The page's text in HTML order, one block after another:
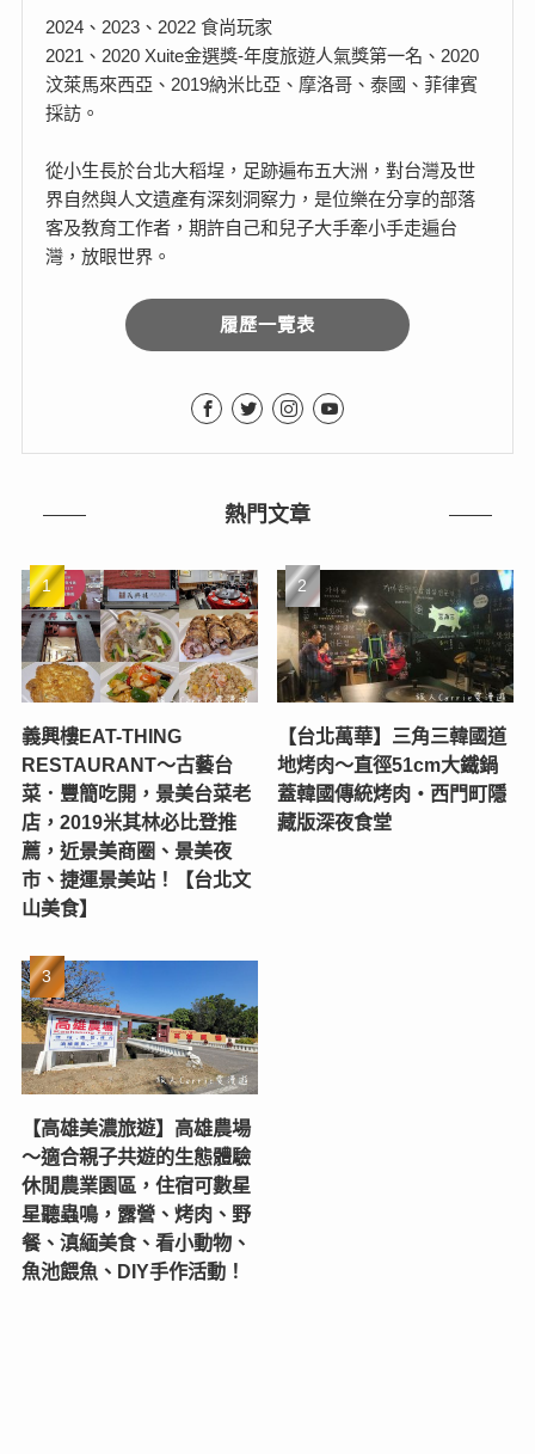
2024、2023、2022 食尚玩家
2021、2020 Xuite金選獎-年度旅遊人氣獎第一名、2020
汶萊馬來西亞、2019納米比亞、摩洛哥、泰國、菲律賓
採訪。
從小生長於台北大稻埕，足跡遍布五大洲，對台灣及世
界自然與人文遺產有深刻洞察力，是位樂在分享的部落
客及教育工作者，期許自己和兒子大手牽小手走遍台
灣，放眼世界。
履歷一覽表
熱門文章
義興樓EAT-THING
RESTAURANT〜古藝台
菜．豐簡吃開，景美台菜老
店，2019米其林必比登推
薦，近景美商圈、景美夜
市、捷運景美站！【台北文
山美食】
【台北萬華】三角三韓國道
地烤肉～直徑51cm大鐵鍋
蓋韓國傳統烤肉‧西門町隱
藏版深夜食堂
【高雄美濃旅遊】高雄農場
〜適合親子共遊的生態體驗
休閒農業園區，住宿可數星
星聽蟲鳴，露營、烤肉、野
餐、滇緬美食、看小動物、
魚池餵魚、DIY手作活動！